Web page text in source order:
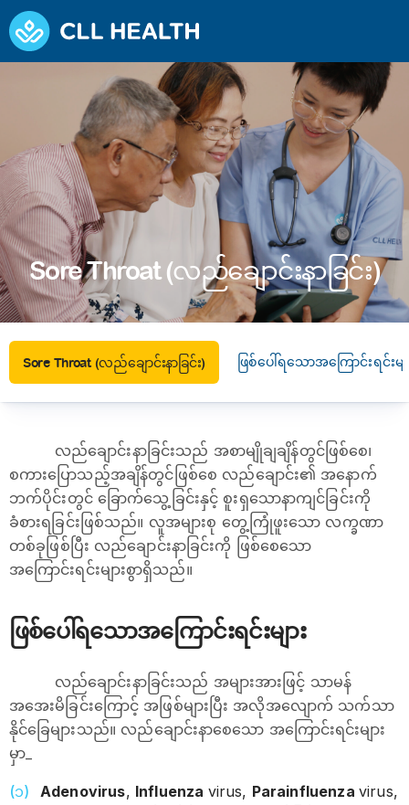
Sore Throat (လည်ချောင်းနာခြင်း)
Sore Throat (လည်ချောင်းနာခြင်း) ဖြစ်ပေါ်ရသောအကြောင်းရင်းမျ
လည်ချောင်းနာခြင်းသည် အစာမျိုချချိန်တွင်ဖြစ်စေ၊
စကားပြောသည့်အချိန်တွင်ဖြစ်စေ လည်ချောင်း၏ အနောက်
ဘက်ပိုင်းတွင် ခြောက်သွေ့ခြင်းနှင့် စူးရှသောနာကျင်ခြင်းကို
ခံစားရခြင်းဖြစ်သည်။ လူအများစု တွေ့ကြုံဖူးသော လက္ခဏာ
တစ်ခုဖြစ်ပြီး လည်ချောင်းနာခြင်းကို ဖြစ်စေသော
အကြောင်းရင်းများစွာရှိသည်။
ဖြစ်ပေါ်ရသောအကြောင်းရင်းများ
လည်ချောင်းနာခြင်းသည် အများအားဖြင့် သာမန်
အအေးမိခြင်းကြောင့် အဖြစ်များပြီး အလိုအလျောက် သက်သာ
နိုင်ခြေများသည်။ လည်ချောင်းနာစေသော အကြောင်းရင်းများ
မှာ_
Adenovirus, Influenza virus, Parainfluenza virus,